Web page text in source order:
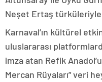
Neşet Ertaş türküleriyle
Karnaval’ın kültürel
uluslararası
imza atan Refik
Mercan Rüyaları” veri